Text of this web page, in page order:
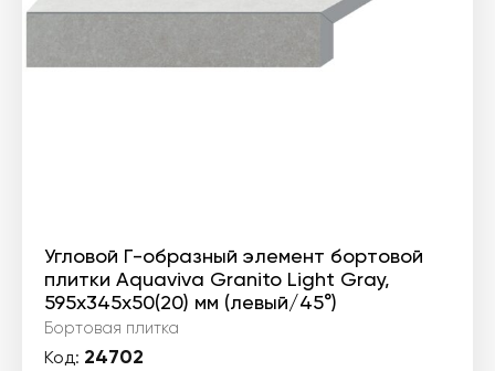
Угловой Г-образный элемент бортовой
плитки Aquaviva Granito Light Gray,
595x345x50(20) мм (левый/45°)
Бортовая плитка
Код: 24702